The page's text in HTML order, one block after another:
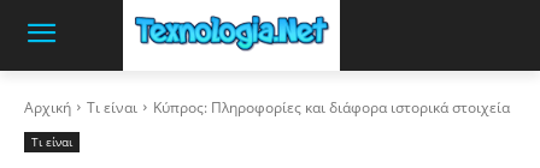
Αρχική Τι είναι Κύπρος: Πληροφορίες και διάφορα ιστορικά στοιχεία
Τι είναι